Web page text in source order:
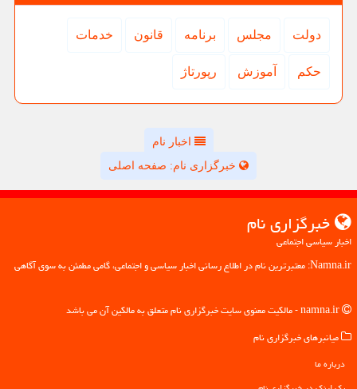
دولت مجلس برنامه قانون خدمات
حكم آموزش رپورتاژ
اخبار نام
خبرگزاری نام: صفحه اصلی
خبرگزاری نام
اخبار سیاسی اجتماعی
Namna.ir: معتبرترین نام در اطلاع رسانی اخبار سیاسی و اجتماعی، گامی مطمئن به سوی آگاهی
میانبرهای خبرگزاری نام
درباره ما